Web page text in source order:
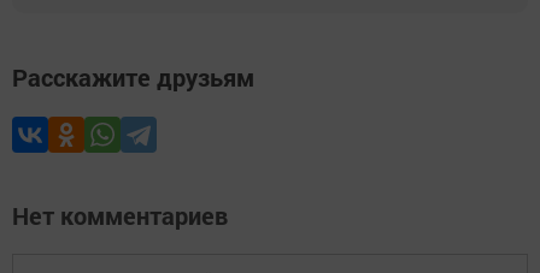
Расскажите друзьям
Нет комментариев